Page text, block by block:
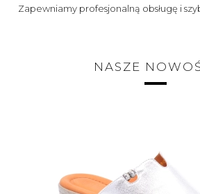
Zapewniamy profesjonalną obsługę i
NASZE